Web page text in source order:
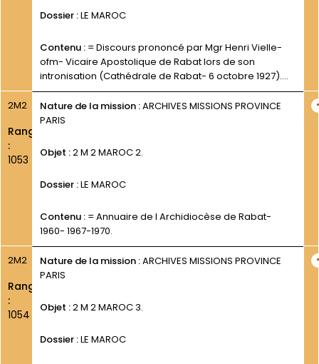
Dossier :LE MAROC
Contenu := Discours prononcé par Mgr Henri Vielle-
ofm- Vicaire Apostolique de Rabat lors de son
intronisation (Cathédrale de Rabat- 6 octobre 1927).
Imprimé.
2M2
Rang
:
1053
Nature de la mission :ARCHIVES MISSIONS PROVINCE
PARIS
Objet :2 M 2 MAROC 2.
Dossier :LE MAROC
Contenu := Annuaire de l Archidiocèse de Rabat-
1960- 1967-1970.
2M2
Rang
:
1054
Nature de la mission :ARCHIVES MISSIONS PROVINCE
PARIS
Objet :2 M 2 MAROC 3.
Dossier :LE MAROC